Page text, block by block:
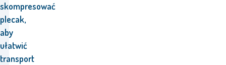
skompresować
plecak,
aby
ułatwić
transport